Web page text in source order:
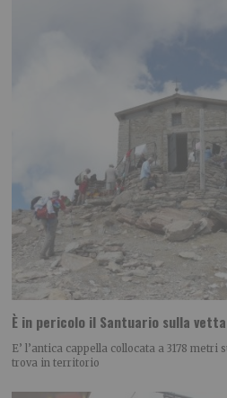
È in pericolo il Santuario sulla
E’ l’antica cappella collocata a 3178 metri
trova in territorio